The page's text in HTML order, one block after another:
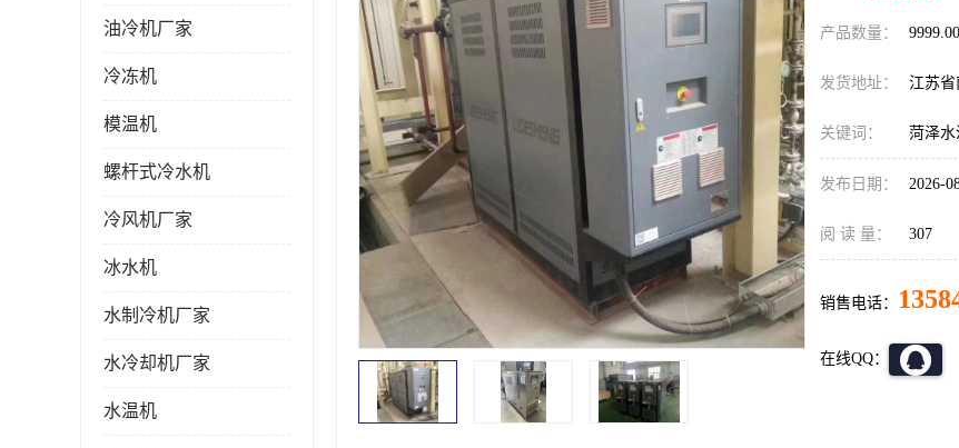
油冷机厂家
冷冻机
模温机
螺杆式冷水机
冷风机厂家
冰水机
水制冷机厂家
水冷却机厂家
水温机
产品数量：
发货地址： 江苏
关键词： 菏泽水
发布日期： 2026-
阅 读 量： 307
销售电话：
在线QQ：